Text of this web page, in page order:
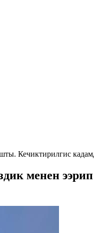
Кечиктирилгис
менен